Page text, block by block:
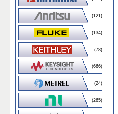
(121)
(134)
(78)
(666)
(24)
(265)